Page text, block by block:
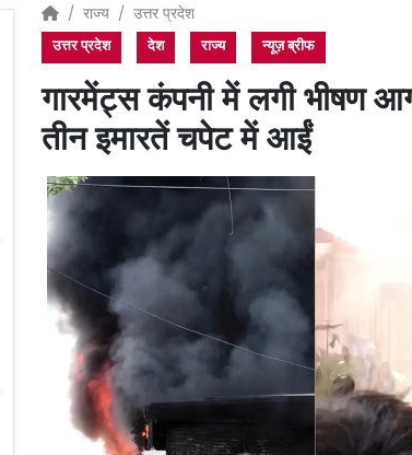
राज्य उत्तर प्रदेश
उत्तर प्रदेश देश राज्य न्यूज़ ब्रीफ
गारमेंट्स कंपनी में लगी भीषण
तीन इमारतें चपेट में आईं